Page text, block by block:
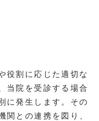
役割に応じた適切な
当院を受診する場合
に発生します。その
関との連携を図り、